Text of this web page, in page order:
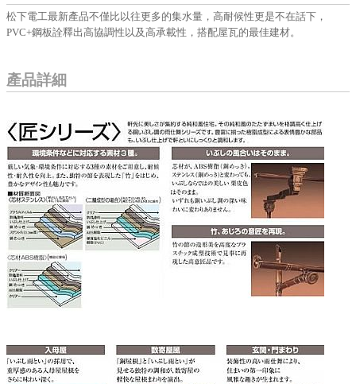
松下電工最新產品不僅比以往更多的集水量，高耐候性更是不在話下，
PVC+鋼板詮釋出高協調性以及高承載性，搭配屋瓦的最佳建材。
產品詳細